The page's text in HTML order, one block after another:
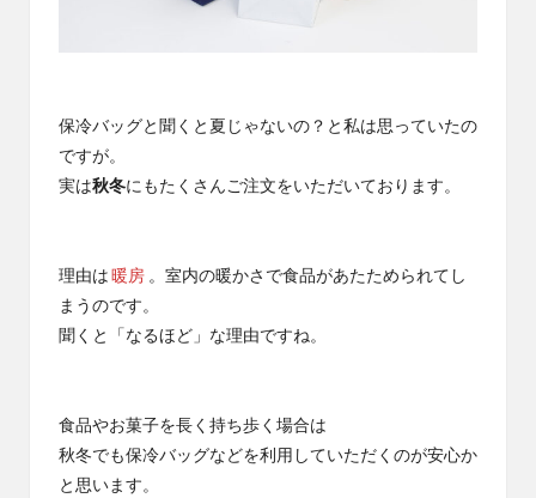
保冷バッグと聞くと夏じゃないの？と私は思っていたの
ですが。
実は秋冬にもたくさんご注文をいただいております。
理由は 暖房 。室内の暖かさで食品があたためられてし
まうのです。
聞くと「なるほど」な理由ですね。
食品やお菓子を長く持ち歩く場合は
秋冬でも保冷バッグなどを利用していただくのが安心か
と思います。